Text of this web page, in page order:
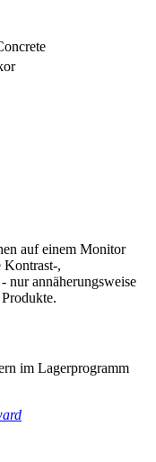
auf einem Monitor
Kontrast-,
nur annäherungsweise
im Lagerprogramm